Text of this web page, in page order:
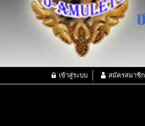
เข้าสู่ระบบ สมัครสมาชิก